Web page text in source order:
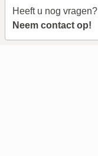
Heeft u nog vragen?
Neem contact op!
Vliegenramen